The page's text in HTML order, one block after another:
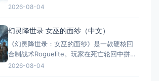
机生成的8×8棋盘上回合制战斗，三大职业
Steam获"特别好评"，全区简繁中文支持，掌
上即可开启异世界求生之旅。
2026-08-04
幻灵降世录 女巫的面纱（中文）
《幻灵降世录：女巫的面纱》是一款硬核回
合制战术Roguelite。玩家在死亡轮回中拼凑
记忆碎片，组建5人小队探索随机岛屿。利用
2026-08-04